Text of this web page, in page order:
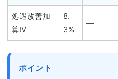
処遇改善加
算Ⅳ
8.
3%
—
ポイント